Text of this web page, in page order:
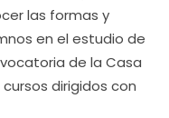
las formas y
en el estudio de
de la Casa
dirigidos con